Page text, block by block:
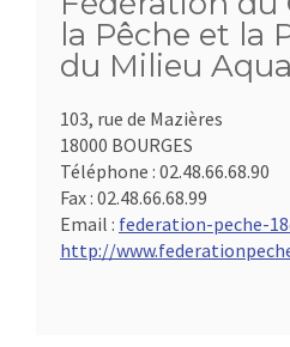
la Pêche et la
du Milieu
103, rue de Mazières
18000 BOURGES
Téléphone : 02.48.66.68.90
Fax : 02.48.66.68.99
Email : federation-peche-
http://